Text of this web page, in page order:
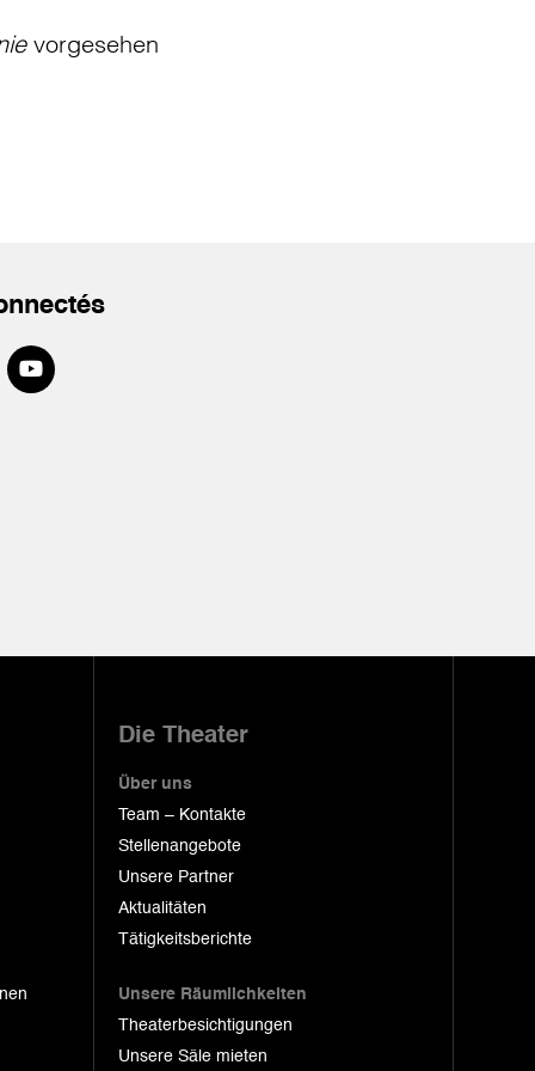
vorgesehen
Die Theater
Über uns
Team – Kontakte
Stellenangebote
Unsere Partner
Aktualitäten
Tätigkeitsberichte
Unsere Räumlichkeiten
Theaterbesichtigungen
Unsere Säle mieten